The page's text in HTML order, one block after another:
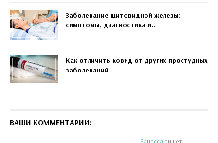
Заболевание щитовидной железы:
симптомы, диагностика и..
Как отличить ковид от других простудных
заболеваний..
ВАШИ КОММЕНТАРИИ:
Ванесса пишет: